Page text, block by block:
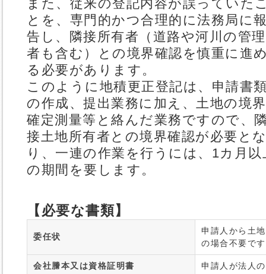
また、従来の登記内容が誤っていた
とを、専門的かつ合理的に法務局に
告し、隣接所有者（道路や河川の管理
者も含む）との境界確認を慎重に進
る必要があります。
このように地積更正登記は、申請書
の作成、提出業務に加え、土地の境界
確定測量等と絡んだ業務ですので、
接土地所有者との境界確認が必要と
り、一連の作業を行うには、1カ月以
の期間を要します。
【必要な書類】
委任状
申請人から土
の場合不要で
会社謄本又は資格証明書 申請人が法人